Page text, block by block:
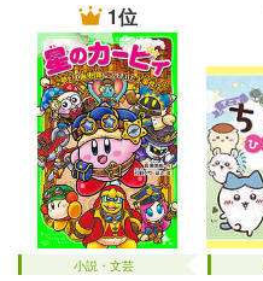
1位
小説・文芸